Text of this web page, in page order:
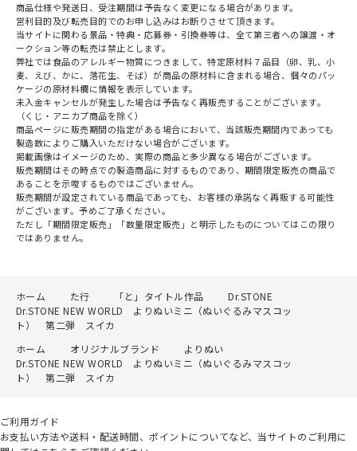
商品仕様や発送日、受注期間は予告なく変更になる場合があります。
営利目的及び転売目的でのお申し込みはお断りさせて頂きます。
当サイトに関わる景品・特典・応募券・引換券等は、全て第三者への譲渡・オ
ークション等の転売は禁止とします。
弊社では食品のアレルギー物質につきまして、特定原材料７品目（卵、乳、小
麦、えび、かに、落花生、そば）が商品の原材料に含まれる場合、個々のパッ
ケージの原材料欄に情報を表示しています。
未入金キャンセルが発生した場合は予告なく再販売することがございます。
（くじ・アニカプ商品を除く）
商品ページに販売期間の指定がある場合において、当該販売期間内であっても
製造数によりご購入いただけない場合がございます。
掲載画像はイメージのため、実際の商品と多少異なる場合がございます。
販売期間はその時点での製造商品に対するものであり、期間限定販売の商品で
あることを示唆するものではございません。
販売期間が設定されている商品であっても、お客様の承諾なく再販する可能性
がございます。予めご了承ください。
ただし「期間限定販売」「数量限定販売」と明示したものについてはこの限り
ではありません。
ホーム た行 「と」タイトル作品
Dr.STONE
Dr.STONE NEW WORLD よりぬいミニ（ぬいぐるみマスコッ
ト） 第二弾 スイカ
ホーム
オリジナルブランド
よりぬい
Dr.STONE NEW WORLD よりぬいミニ（ぬいぐるみマスコッ
ト） 第二弾 スイカ
ご利用ガイド
お支払い方法や送料・配送時間、ポイントについてなど、当サイトのご利用に